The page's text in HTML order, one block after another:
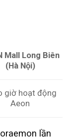
Mall Long Biên
(Hà Nội)
giờ hoạt động
Aeon